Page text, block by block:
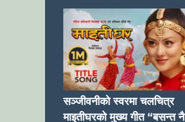
सञ्जीवनीको स्वरमा चलचित्र
माइतीघरको मुख्य गीत “बसन्त नै